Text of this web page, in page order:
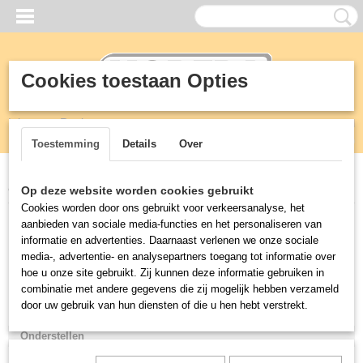
Inloggen Registreren
(0)
Home >Meubilair> Onderstellen
Meubilair
Tafels
Stoelen
Tafelbladen
Onderstellen
Cookies toestaan Opties
Toestemming Details Over
Op deze website worden cookies gebruikt
Cookies worden door ons gebruikt voor verkeersanalyse, het
aanbieden van sociale media-functies en het personaliseren van
informatie en advertenties. Daarnaast verlenen we onze sociale
media-, advertentie- en analysepartners toegang tot informatie over
hoe u onze site gebruikt. Zij kunnen deze informatie gebruiken in
combinatie met andere gegevens die zij mogelijk hebben verzameld
door uw gebruik van hun diensten of die u hen hebt verstrekt.